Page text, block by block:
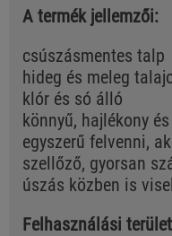
A termék jellemzői:
csúszásmentes talp
hideg és meleg
klór és só álló
könnyű, hajlékony
egyszerű felvenni,
szellőző, gyorsan
úszás közben is
Felhasználási